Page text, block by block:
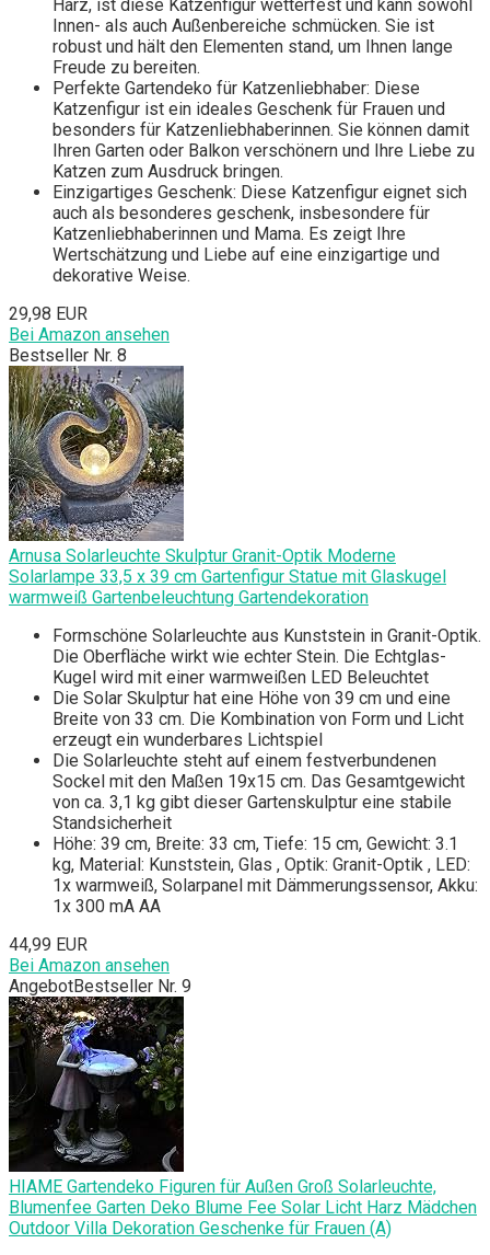
Harz, ist diese Katzenfigur wetterfest und kann sowohl
Innen- als auch Außenbereiche schmücken. Sie ist
robust und hält den Elementen stand, um Ihnen lange
Freude zu bereiten.
Perfekte Gartendeko für Katzenliebhaber: Diese
Katzenfigur ist ein ideales Geschenk für Frauen und
besonders für Katzenliebhaberinnen. Sie können damit
Ihren Garten oder Balkon verschönern und Ihre Liebe zu
Katzen zum Ausdruck bringen.
Einzigartiges Geschenk: Diese Katzenfigur eignet sich
auch als besonderes geschenk, insbesondere für
Katzenliebhaberinnen und Mama. Es zeigt Ihre
Wertschätzung und Liebe auf eine einzigartige und
dekorative Weise.
29,98 EUR
Bei Amazon ansehen
Bestseller Nr. 8
Arnusa Solarleuchte Skulptur Granit-Optik Moderne
Solarlampe 33,5 x 39 cm Gartenfigur Statue mit Glaskugel
warmweiß Gartenbeleuchtung Gartendekoration
Formschöne Solarleuchte aus Kunststein in Granit-Optik.
Die Oberfläche wirkt wie echter Stein. Die Echtglas-
Kugel wird mit einer warmweißen LED Beleuchtet
Die Solar Skulptur hat eine Höhe von 39 cm und eine
Breite von 33 cm. Die Kombination von Form und Licht
erzeugt ein wunderbares Lichtspiel
Die Solarleuchte steht auf einem festverbundenen
Sockel mit den Maßen 19x15 cm. Das Gesamtgewicht
von ca. 3,1 kg gibt dieser Gartenskulptur eine stabile
Standsicherheit
Höhe: 39 cm, Breite: 33 cm, Tiefe: 15 cm, Gewicht: 3.1
kg, Material: Kunststein, Glas , Optik: Granit-Optik , LED:
1x warmweiß, Solarpanel mit Dämmerungssensor, Akku:
1x 300 mA AA
44,99 EUR
Bei Amazon ansehen
AngebotBestseller Nr. 9
HIAME Gartendeko Figuren für Außen Groß Solarleuchte,
Blumenfee Garten Deko Blume Fee Solar Licht Harz Mädchen
Outdoor Villa Dekoration Geschenke für Frauen (A)